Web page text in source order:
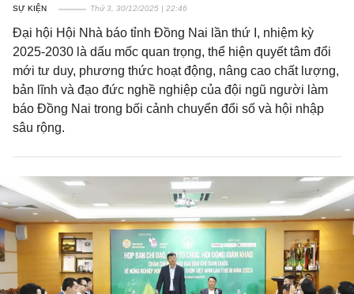
SỰ KIỆN Thứ 3, 30/12/2025 | 22:46
Đại hội Hội Nhà báo tỉnh Đồng Nai lần thứ I, nhiệm kỳ
2025-2030 là dấu mốc quan trọng, thể hiện quyết tâm đổi
mới tư duy, phương thức hoạt động, nâng cao chất lượng,
bản lĩnh và đạo đức nghề nghiệp của đội ngũ người làm
báo Đồng Nai trong bối cảnh chuyển đổi số và hội nhập
sâu rộng.